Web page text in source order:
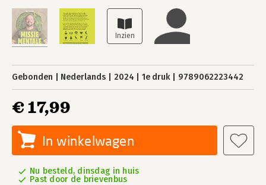
Gebonden Nederlands 2024 1e druk 9789062223442
€ 17,99
In winkelwagen
Nu besteld, dinsdag in huis
Past door de brievenbus